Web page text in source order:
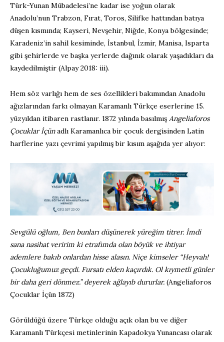
Türk-Yunan Mübadelesi’ne kadar ise yoğun olarak
Anadolu’nun Trabzon, Fırat, Toros, Silifke hattından batıya
düşen kısmında; Kayseri, Nevşehir, Niğde, Konya bölgesinde;
Karadeniz’in sahil kesiminde, İstanbul, İzmir, Manisa, Isparta
gibi şehirlerde ve başka yerlerde dağınık olarak yaşadıkları da
kaydedilmiştir (Alpay 2018: iii).
Hem söz varlığı hem de ses özellikleri bakımından Anadolu
ağızlarından farkı olmayan Karamanlı Türkçe eserlerine 15.
yüzyıldan itibaren rastlanır. 1872 yılında basılmış Angeliaforos
Çocuklar İçünadlı Karamanlıca bir çocuk dergisinden Latin
harflerine yazı çevrimi yapılmış bir kısım aşağıda yer alıyor:
Sevgülü oğlum, Ben bunları düşünerek yüreğim titrer. İmdi
sana nasihat veririm ki etrafımda olan böyük ve ihtiyar
ademlere bakıb onlardan hisse alasın. Niçe kimseler “Heyvah!
Çocukluğumuz geçdi. Fursatı elden kaçırdık. Ol kıymetli günler
bir daha geri dönmez.” deyerek ağlayıb dururlar. (Angeliaforos
Çocuklar İçün 1872)
Görüldüğü üzere Türkçe olduğu açık olan bu ve diğer
Karamanlı Türkçesi metinlerinin Kapadokya Yunancası olarak